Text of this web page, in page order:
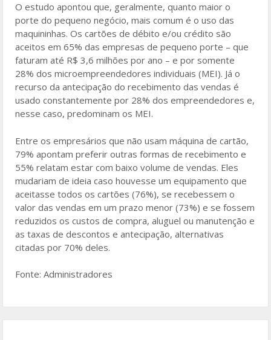
O estudo apontou que, geralmente, quanto maior o
porte do pequeno negócio, mais comum é o uso das
maquininhas. Os cartões de débito e/ou crédito são
aceitos em 65% das empresas de pequeno porte – que
faturam até R$ 3,6 milhões por ano – e por somente
28% dos microempreendedores individuais (MEI). Já o
recurso da antecipação do recebimento das vendas é
usado constantemente por 28% dos empreendedores e,
nesse caso, predominam os MEI.
Entre os empresários que não usam máquina de cartão,
79% apontam preferir outras formas de recebimento e
55% relatam estar com baixo volume de vendas. Eles
mudariam de ideia caso houvesse um equipamento que
aceitasse todos os cartões (76%), se recebessem o
valor das vendas em um prazo menor (73%) e se fossem
reduzidos os custos de compra, aluguel ou manutenção e
as taxas de descontos e antecipação, alternativas
citadas por 70% deles.
Fonte: Administradores